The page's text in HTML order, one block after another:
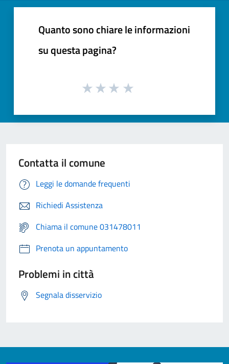
Quanto sono chiare le informazioni
su questa pagina?
Contatta il comune
Leggi le domande frequenti
Richiedi Assistenza
Chiama il comune 031478011
Prenota un appuntamento
Problemi in città
Segnala disservizio